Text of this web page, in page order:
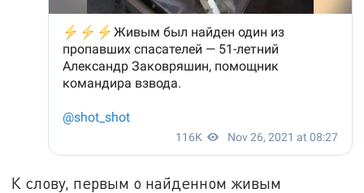
К слову, первым о найденном живым